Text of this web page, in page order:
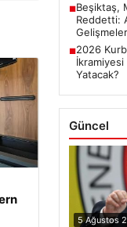
■Beşiktaş,
Reddetti:
Gelişmeler
■2026
Yatacak?
Güncel
5 Ağustos